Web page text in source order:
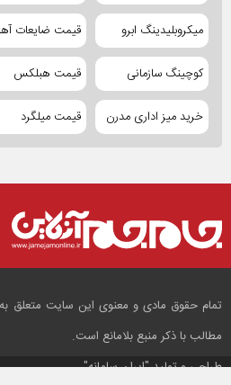
میکروبلیدینگ ابرو قیمت ضایعات
کوچینگ سازمانی قیمت هبلکس
خرید میز اداری مدرن قیمت میلگرد
تمام حقوق مادی و معنوی این سایت متعلق
مطالب با ذکر منبع بلامانع است.
طراحی و تولید"ایران سامانه"